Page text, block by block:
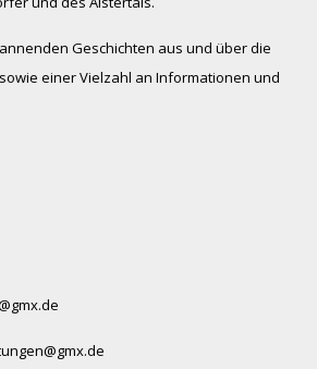
Geschichten aus und über die
einer Vielzahl an Informationen und